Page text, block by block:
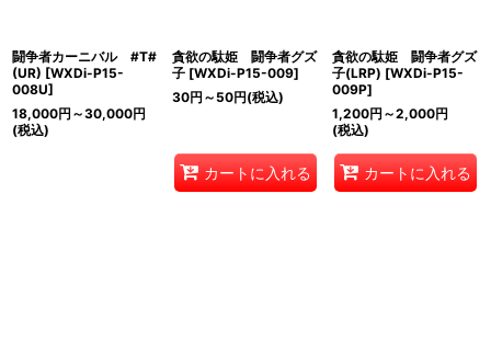
闘争者カーニバル #T#
(UR) [WXDi-P15-
008U]
18,000円 ～30,000円
(税込)
貪欲の駄姫 闘争者グズ
子 [WXDi-P15-009]
30円 ～50円(税込)
カートに入れる
貪欲の駄姫 闘争者グズ
子(LRP) [WXDi-P15-
009P]
1,200円 ～2,000円
(税込)
カートに入れる